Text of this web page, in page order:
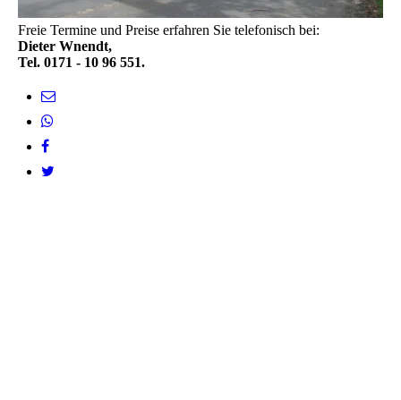
Freie Termine und Preise erfahren Sie telefonisch bei:
Dieter Wnendt,
Tel. 0171 - 10 96 551.